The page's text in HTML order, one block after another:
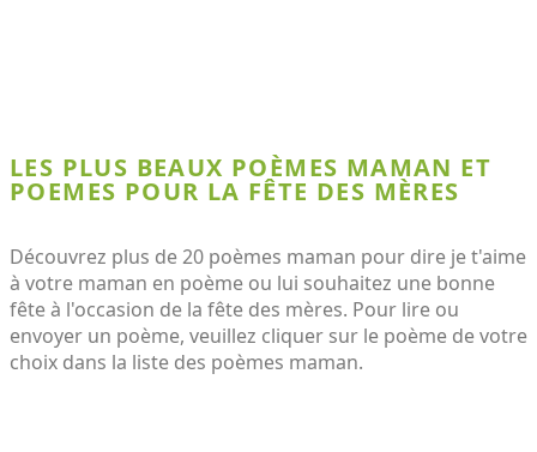
LES PLUS BEAUX POÈMES MAMAN ET
POEMES POUR LA FÊTE DES MÈRES
Découvrez plus de 20 poèmes maman pour dire je t'aime
à votre maman en poème ou lui souhaitez une bonne
fête à l'occasion de la fête des mères. Pour lire ou
envoyer un poème, veuillez cliquer sur le poème de votre
choix dans la liste des poèmes maman.